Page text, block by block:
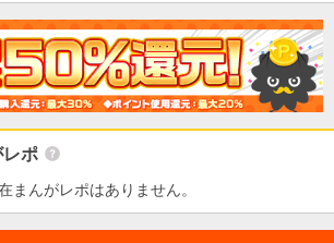
ポ
まんがレポはありません。